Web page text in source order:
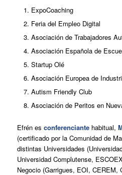
ExpoCoaching
Feria del Empleo Digital
Asociación de Trabajadores
Asociación Española de
Startup Olé
Asociación Europea de
Autism Friendly Club
Asociación de Peritos en
Efrén es conferenciantehabitual,
(certificado por la Comunidad de
distintas Universidades
Universidad Complutense,
Negocio (Garrigues, EOI, CEREM,